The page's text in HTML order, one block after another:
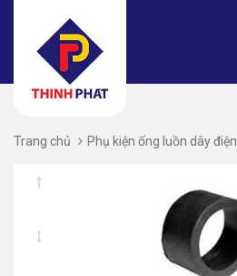
Trang chủ Phụ kiện ống luồn dây điện